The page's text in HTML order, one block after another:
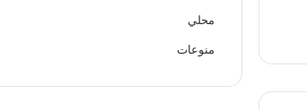
محلي
منوعات